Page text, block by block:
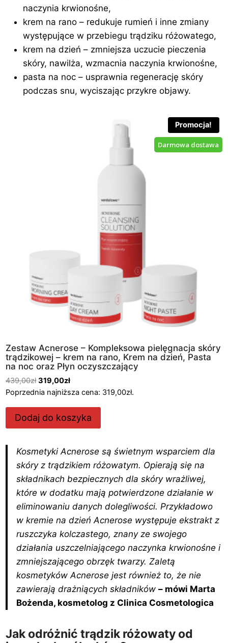
naczynia krwionośne,
krem na rano – redukuje rumień i inne zmiany
występujące w przebiegu trądziku różowatego,
krem na dzień – zmniejsza uczucie pieczenia
skóry, nawilża, wzmacnia naczynia krwionośne,
pasta na noc – usprawnia regenerację skóry
podczas snu, wyciszając przykre objawy.
Promocja!
Darmowa dostawa
Zestaw Acnerose – Kompleksowa pielęgnacja skóry
trądzikowej – krem na rano, Krem na dzień, Pasta
na noc oraz Płyn oczyszczający
439,00zł P
i
r
w
t
n
a
e
n
a
w
y
n
o
s
i
ł
4
319,00złA
k
u
a
n
a
n
a
w
y
n
s
i
:
3
,
Poprzednia najniższa cena: 319,00zł.
Dodaj do koszyka
Kosmetyki Acnerose są świetnym wsparciem dla
skóry z trądzikiem różowatym. Opierają się na
składnikach bezpiecznych dla skóry wrażliwej,
które w dodatku mają potwierdzone działanie w
eliminowaniu danych dolegliwości. Przykładowo
w kremie na dzień Acnerose występuje ekstrakt z
ruszczyka kolczastego, znany ze swojego
działania uszczelniającego naczynka krwionośne i
zmniejszającego obrzęk twarzy. Zaletą
kosmetyków Acnerose jest również to, że nie
zawierają drażniących składników – mówi Marta
Bożenda, kosmetolog z Clinica Cosmetologica
Jak odróżnić trądzik różowaty od